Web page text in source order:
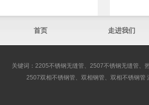
首页 走进我们
关键词：2205不锈钢无缝管、2507不锈钢无缝管、
2507双相不锈钢管、双相钢管、双相不锈钢管